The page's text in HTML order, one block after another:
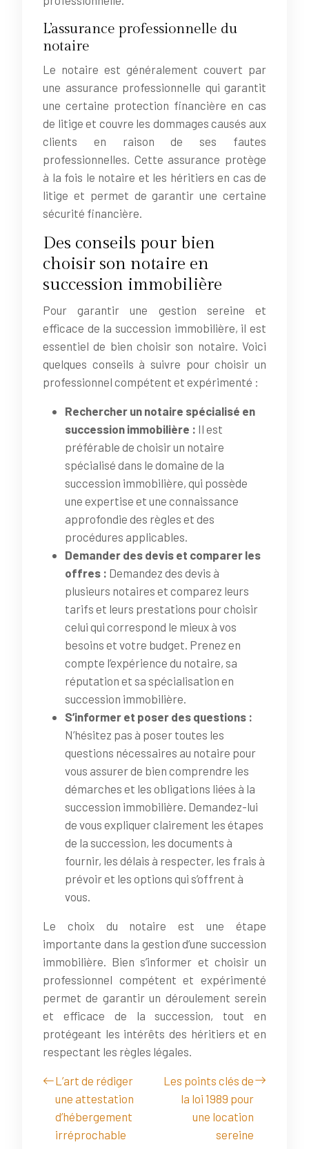
L’assurance professionnelle du
notaire
Le notaire est généralement couvert par
une assurance professionnelle qui garantit
une certaine protection financière en cas
de litige et couvre les dommages causés aux
clients en raison de ses fautes
professionnelles. Cette assurance protège
à la fois le notaire et les héritiers en cas de
litige et permet de garantir une certaine
sécurité financière.
Des conseils pour bien
choisir son notaire en
succession immobilière
Pour garantir une gestion sereine et
efficace de la succession immobilière, il est
essentiel de bien choisir son notaire. Voici
quelques conseils à suivre pour choisir un
professionnel compétent et expérimenté :
Rechercher un notaire spécialisé en
succession immobilière : Il est
préférable de choisir un notaire
spécialisé dans le domaine de la
succession immobilière, qui possède
une expertise et une connaissance
approfondie des règles et des
procédures applicables.
Demander des devis et comparer les
offres : Demandez des devis à
plusieurs notaires et comparez leurs
tarifs et leurs prestations pour choisir
celui qui correspond le mieux à vos
besoins et votre budget. Prenez en
compte l’expérience du notaire, sa
réputation et sa spécialisation en
succession immobilière.
S’informer et poser des questions :
N’hésitez pas à poser toutes les
questions nécessaires au notaire pour
vous assurer de bien comprendre les
démarches et les obligations liées à la
succession immobilière. Demandez-lui
de vous expliquer clairement les étapes
de la succession, les documents à
fournir, les délais à respecter, les frais à
prévoir et les options qui s’offrent à
vous.
Le choix du notaire est une étape
importante dans la gestion d’une succession
immobilière. Bien s’informer et choisir un
professionnel compétent et expérimenté
permet de garantir un déroulement serein
et efficace de la succession, tout en
protégeant les intérêts des héritiers et en
respectant les règles légales.
L’art de rédiger
une attestation
d’hébergement
irréprochable
Les points clés de
la loi 1989 pour
une location
sereine